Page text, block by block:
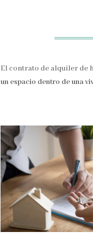
El contrato de alquiler de
un espacio dentro de una